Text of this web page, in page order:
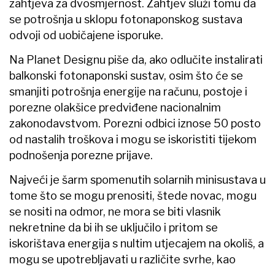
zahtjeva za dvosmjernost. Zahtjev služi tomu da
se potrošnja u sklopu fotonaponskog sustava
odvoji od uobičajene isporuke.
Na Planet Designu piše da, ako odlučite instalirati
balkonski fotonaponski sustav, osim što će se
smanjiti potrošnja energije na računu, postoje i
porezne olakšice predviđene nacionalnim
zakonodavstvom. Porezni odbici iznose 50 posto
od nastalih troškova i mogu se iskoristiti tijekom
podnošenja porezne prijave.
Najveći je šarm spomenutih ​solarnih minisustava u
tome što se mogu prenositi, štede novac, mogu
se nositi na odmor, ne mora se biti vlasnik
nekretnine da bi ih se uključilo i pritom se
iskorištava energija s nultim utjecajem na okoliš, a
mogu se upotrebljavati u različite svrhe, kao